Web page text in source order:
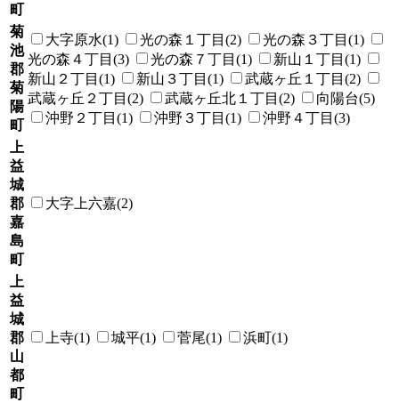
町
菊
池
郡
菊
陽
町
大字原水(1) 光の森１丁目(2)
光の森３丁目(1)
光の森４丁目(3)
光の森７丁目(1)
新山１丁目(1)
新山２丁目(1)
新山３丁目(1)
武蔵ヶ丘１丁目(2)
武蔵ヶ丘２丁目(2)
武蔵ヶ丘北１丁目(2)
向陽台(5)
沖野２丁目(1)
沖野３丁目(1)
沖野４丁目(3)
上
益
城
郡
嘉
島
町
大字上六嘉(2)
上
益
城
郡
山
都
町
上寺(1) 城平(1) 菅尾(1) 浜町(1)